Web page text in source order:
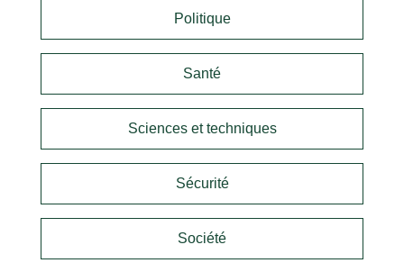
Politique
Santé
Sciences et techniques
Sécurité
Société